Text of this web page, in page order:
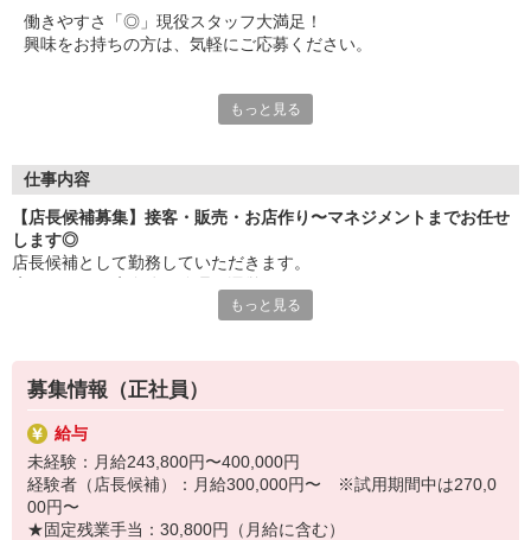
住宅手当（実家外かつ賃貸の場合のみ別途支給）※
試用期間明けから支給／特別手当
※手当の種類はエリアにより異なります。詳細は面
働きやすさ「◎」現役スタッフ大満足！
興味をお持ちの方は、気軽にご応募ください。
復帰後の時短勤務など生活環境に合わせた働き方もできます。こ
【ライブラリースペース（会社内）有】
様々な分野の本を常備！ショップスタッフの利用可能。
【1シーズン1〜2コーデ分支給（規定あり）】
■安定経営！続々新店OPEN
■半月前に翌月のシフト完成
■入社特典有※配属による
■50％の社員割引・制服無料支給有
もっと見る
仕事内容
【店長候補募集】接客・販売・お店作り〜マネジメントまでお任せ
します◎
店長候補として勤務していただきます。
スタッフの教育や予算・売上管理、在庫管理など、幅広い業務を担
心ください！
＼オンライン会社説明会を実施します／
7/30（木）13：00 ／ 8/7（金）16：00
＼＊採用＊Instagramページ／
https://www.instagram.com/aiia_recruit/
もっと見る
募集情報（正社員）
給与
未経験：月給243,800円〜400,000円
経験者（店長候補）：月給300,000円〜 ※試用期間中は270,0
00円〜
★固定残業手当：30,800円（月給に含む）